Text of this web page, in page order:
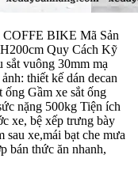
COFFE BIKE Mã Sản
Quy Cách Kỹ
sắt vuông 30mm mạ
thiết kế dán decan
ống Gầm xe sắt ống
nặng 500kg Tiện ích
xe, bệ xếp trưng bày
sau xe,mái bạt che mưa
bán thức ăn nhanh,